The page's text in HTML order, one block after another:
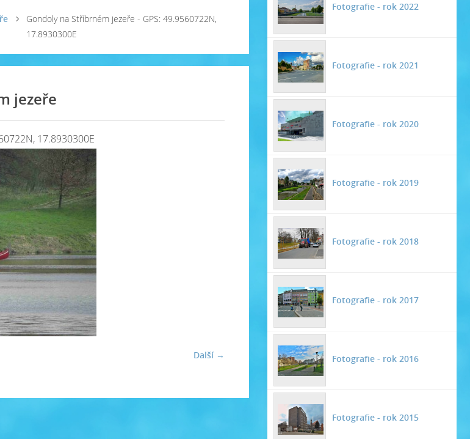
Gondoly na Stříbrném jezeře - GPS: 49.9560722N,
17.8930300E
jezeře
17.8930300E
Další →
Fotografie - rok 2022
Fotografie - rok 2021
Fotografie - rok 2020
Fotografie - rok 2019
Fotografie - rok 2018
Fotografie - rok 2017
Fotografie - rok 2016
Fotografie - rok 2015